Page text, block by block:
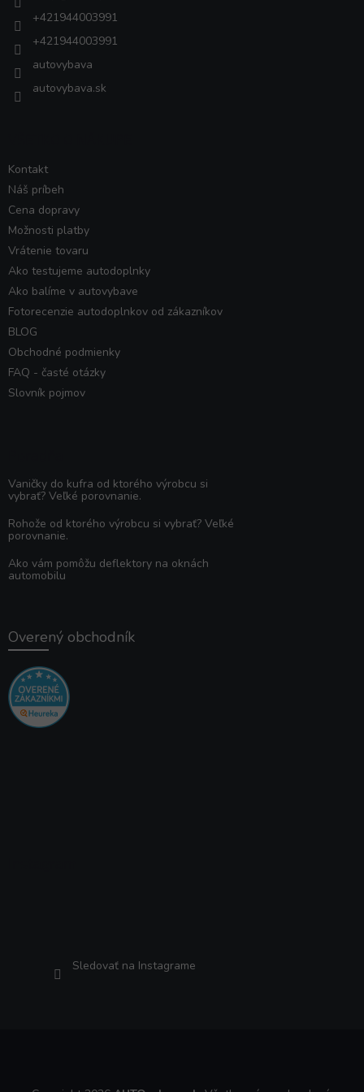
+421944003991
+421944003991
autovybava
autovybava.sk
Kontakt
Náš príbeh
Cena dopravy
Možnosti platby
Vrátenie tovaru
Ako testujeme autodoplnky
Ako balíme v autovybave
Fotorecenzie autodoplnkov od zákazníkov
BLOG
Obchodné podmienky
FAQ - časté otázky
Slovník pojmov
Vaničky do kufra od ktorého výrobcu si
vybrať? Veľké porovnanie.
Rohože od ktorého výrobcu si vybrať? Veľké
porovnanie.
Ako vám pomôžu deflektory na oknách
automobilu
Overený obchodník
Sledovať na Instagrame